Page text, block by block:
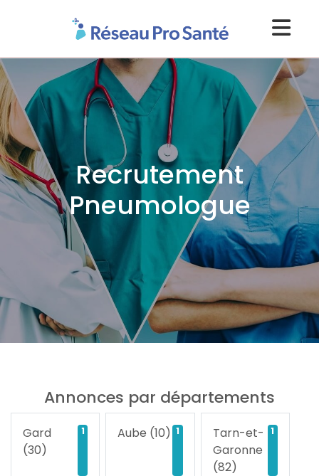
Recrutement
Pneumologue
Annonces par départements
Gard
(30)
1 Aube (10) 1
Tarn-et-
Garonne
(82)
1